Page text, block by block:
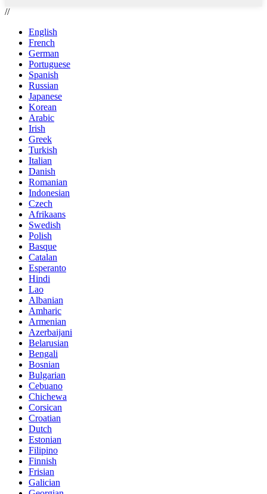
//
English
French
German
Portuguese
Spanish
Russian
Japanese
Korean
Arabic
Irish
Greek
Turkish
Italian
Danish
Romanian
Indonesian
Czech
Afrikaans
Swedish
Polish
Basque
Catalan
Esperanto
Hindi
Lao
Albanian
Amharic
Armenian
Azerbaijani
Belarusian
Bengali
Bosnian
Bulgarian
Cebuano
Chichewa
Corsican
Croatian
Dutch
Estonian
Filipino
Finnish
Frisian
Galician